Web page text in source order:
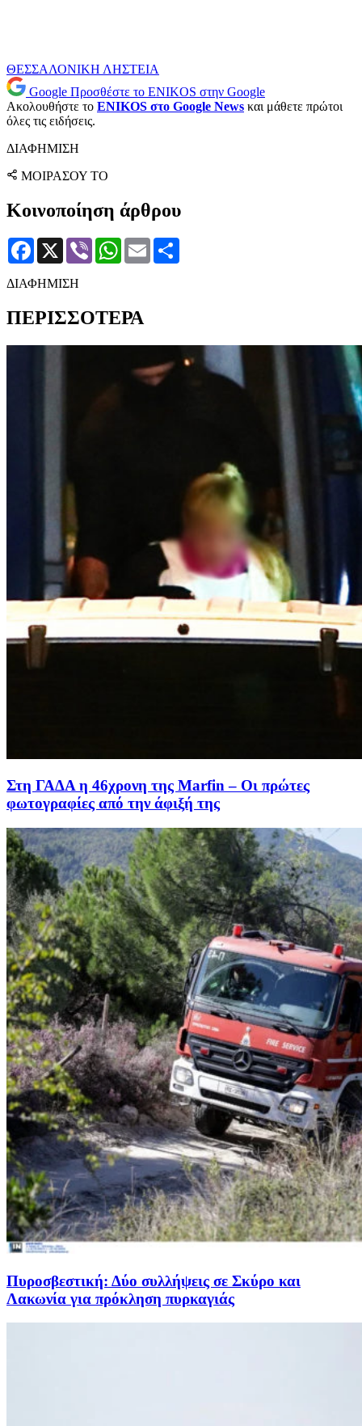
ΘΕΣΣΑΛΟΝΙΚΗ ΛΗΣΤΕΙΑ
Google Προσθέστε το ENIKOS στην Google
Ακολουθήστε το ENIKOS στο Google News και μάθετε πρώτοι
όλες τις ειδήσεις.
ΔΙΑΦΗΜΙΣΗ
ΜΟΙΡΑΣΟΥ ΤΟ
Κοινοποίηση άρθρου
Facebook
X Viber WhatsApp
Email
ΔΙΑΦΗΜΙΣΗ
ΠΕΡΙΣΣΟΤΕΡΑ
Στη ΓΑΔΑ η 46χρονη της Marfin – Οι πρώτες
φωτογραφίες από την άφιξή της
Πυροσβεστική: Δύο συλλήψεις σε Σκύρο και
Λακωνία για πρόκληση πυρκαγιάς